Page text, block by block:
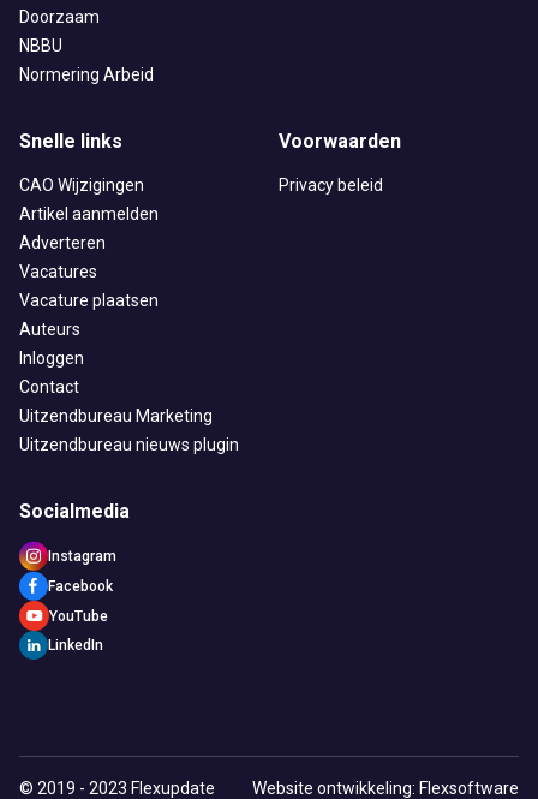
Doorzaam
NBBU
Normering Arbeid
Snelle links
CAO Wijzigingen
Artikel aanmelden
Adverteren
Vacatures
Vacature plaatsen
Auteurs
Inloggen
Contact
Uitzendbureau Marketing
Uitzendbureau nieuws plugin
Voorwaarden
Privacy beleid
Socialmedia
Instagram
Facebook
YouTube
LinkedIn
© 2019 - 2023 Flexupdate Website ontwikkeling: Flexsoftware